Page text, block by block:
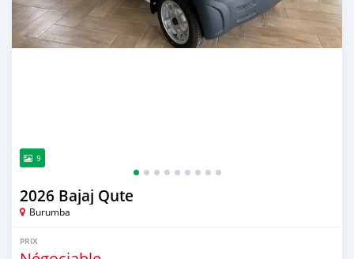
9
2026 Bajaj Qute
Burumba
PRIX